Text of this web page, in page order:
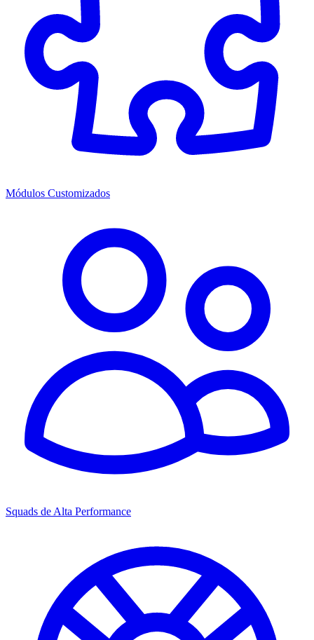
Módulos Customizados
Squads de Alta Performance